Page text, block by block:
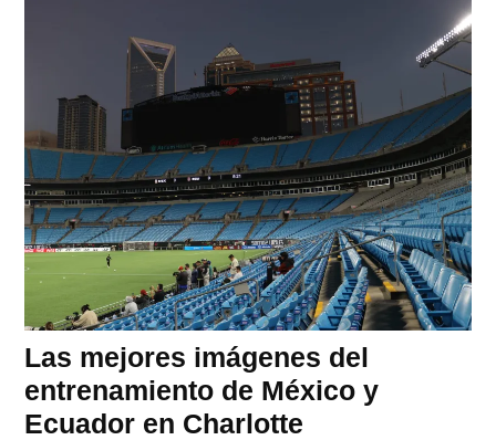
Las mejores imágenes del
entrenamiento de México y
Ecuador en Charlotte